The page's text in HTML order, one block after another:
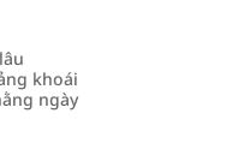
khoái
ngày